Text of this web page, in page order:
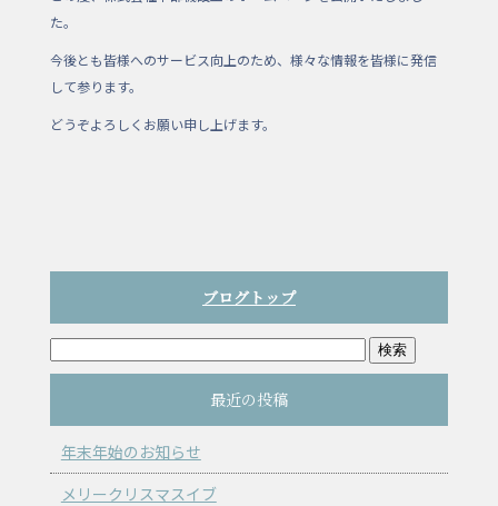
た。
今後とも皆様へのサービス向上のため、様々な情報を皆様に発信
して参ります。
どうぞよろしくお願い申し上げます。
ブログトップ
最近の投稿
年末年始のお知らせ
メリークリスマスイブ